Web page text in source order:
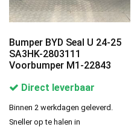
Bumper BYD Seal U 24-25
SA3HK-2803111
Voorbumper M1-22843
Direct leverbaar
Binnen 2 werkdagen geleverd.
Sneller op te halen in